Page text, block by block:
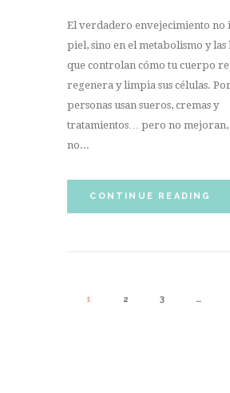
El verdadero envejecimiento no
piel, sino en el metabolismo y
que controlan cómo tu cuerpo
regenera y limpia sus células.
personas usan sueros, cremas y
tratamientos… pero no
no...
CONTINUE READING
1 2 3 …